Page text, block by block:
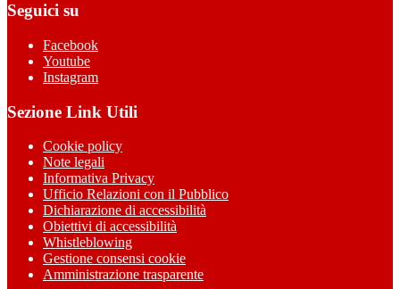
Seguici su
Facebook
Youtube
Instagram
Sezione Link Utili
Cookie policy
Note legali
Informativa Privacy
Ufficio Relazioni con il Pubblico
Dichiarazione di accessibilità
Obiettivi di accessibilità
Whistleblowing
Gestione consensi cookie
Amministrazione trasparente